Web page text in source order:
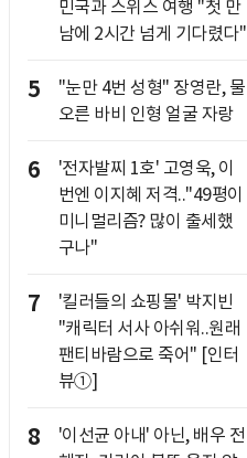
민국과 스위스 여행 "첫 만
남에 2시간 넘게 기다렸다"
5
"눈만 4번 성형" 장영란, 물
오른 바비 인형 얼굴 자랑
6
'전자발찌 1호' 고영욱, 이
번엔 이지혜 저격.."49평이
미니멀리즘? 많이 출세했
구나"
7
'킬러들의 쇼핑몰' 박지빈
"캐릭터 서사 아쉬워..원래
팬티바람으로 죽어" [인터
뷰①]
8
'이선균 아내' 아닌, 배우 전